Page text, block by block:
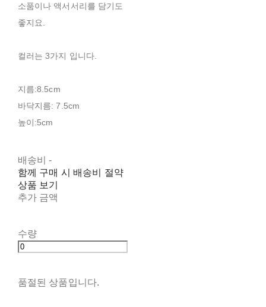
소품이나 액서서리를 담기도
좋지요.
컬러는 3가지 입니다.
지름:8.5cm
바닥지름: 7.5cm
높이:5cm
배송비-
함께 구매 시 배송비 절약
상품 보기
추가 금액
수량
품절된 상품입니다.